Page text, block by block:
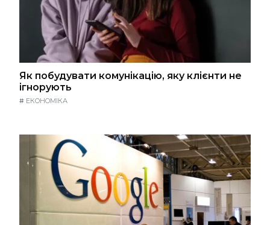
Як побудувати комунікацію, яку клієнти не
ігнорують
# ЕКОНОМІКА